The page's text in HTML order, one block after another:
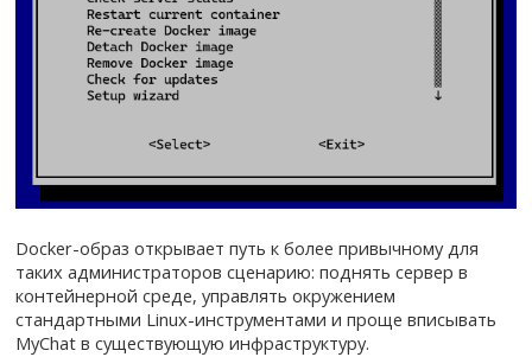
Docker-образ открывает путь к более привычному для
таких администраторов сценарию: поднять сервер в
контейнерной среде, управлять окружением
стандартными Linux-инструментами и проще вписывать
MyChat в существующую инфраструктуру.